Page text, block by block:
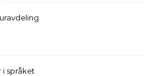
i språket